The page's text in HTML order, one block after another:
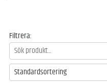
Filtrera:
Standardsortering